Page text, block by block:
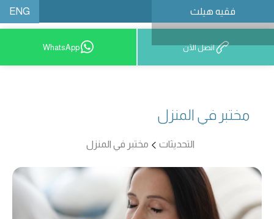
فقيه هيلث ENG
احجز موعدًا اتصل الآن WhatsApp
مختبر في المنزل
التحديثات مختبر في المنزل